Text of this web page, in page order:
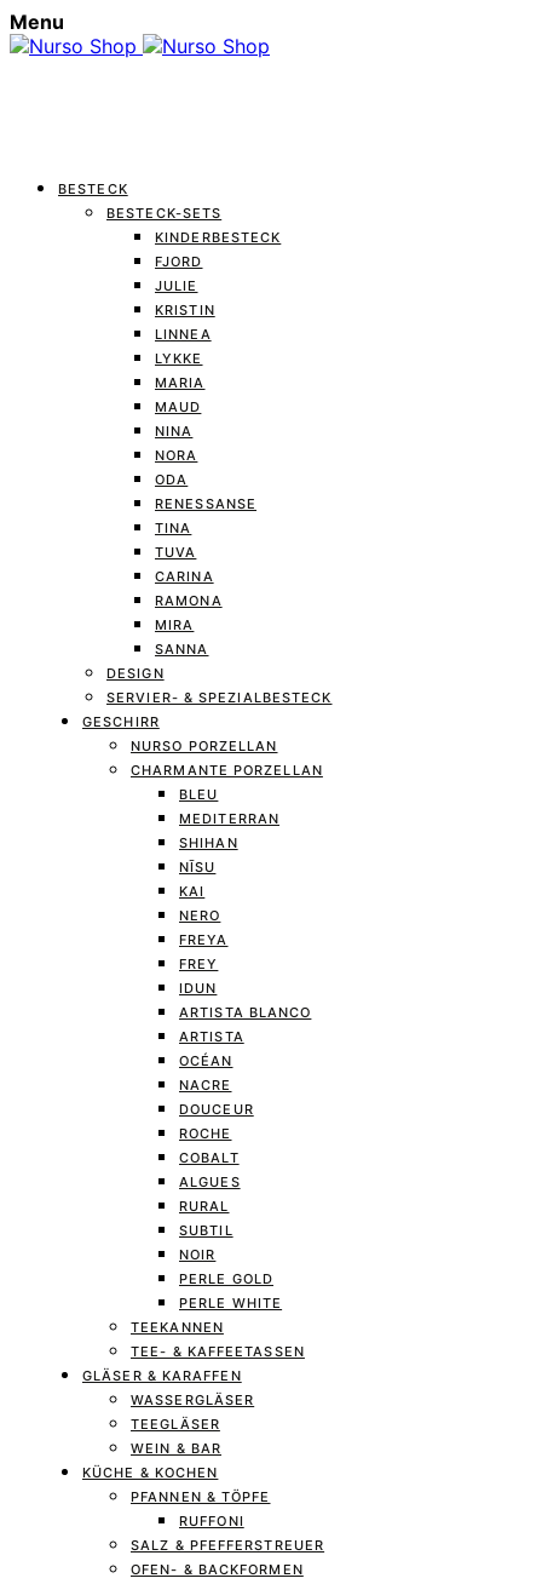
Menu
BESTECK
BESTECK-SETS
KINDERBESTECK
FJORD
JULIE
KRISTIN
LINNEA
LYKKE
MARIA
MAUD
NINA
NORA
ODA
RENESSANSE
TINA
TUVA
CARINA
RAMONA
MIRA
SANNA
DESIGN
SERVIER- & SPEZIALBESTECK
GESCHIRR
NURSO PORZELLAN
CHARMANTE PORZELLAN
BLEU
MEDITERRAN
SHIHAN
NĪSU
KAI
NERO
FREYA
FREY
IDUN
ARTISTA BLANCO
ARTISTA
OCÉAN
NACRE
DOUCEUR
ROCHE
COBALT
ALGUES
RURAL
SUBTIL
NOIR
PERLE GOLD
PERLE WHITE
TEEKANNEN
TEE- & KAFFEETASSEN
GLÄSER & KARAFFEN
WASSERGLÄSER
TEEGLÄSER
WEIN & BAR
KÜCHE & KOCHEN
PFANNEN & TÖPFE
RUFFONI
SALZ & PFEFFERSTREUER
OFEN- & BACKFORMEN